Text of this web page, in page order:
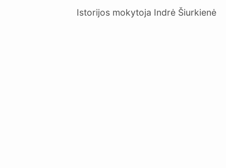
Istorijos mokytoja Indrė Šiurkienė